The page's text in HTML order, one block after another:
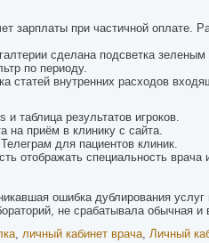
зарплаты при частичной оплате.
сделана подсветка
по периоду.
статей внутренних расходов
таблица результатов игроков.
на приём в клинику с сайта.
для пациентов клиник.
отображать специальность
ошибка дублирования услуг
не срабатывала обычная и
, личный кабинет врача, Личный